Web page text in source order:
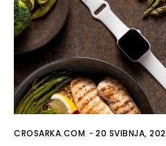
CROSARKA.COM -20 SVIBNJA,